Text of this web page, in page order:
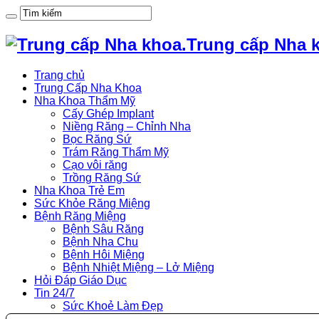
Trung cấp Nha
Trang chủ
Trung Cấp Nha Khoa
Nha Khoa Thẩm Mỹ
Cấy Ghép Implant
Niềng Răng – Chỉnh Nha
Bọc Răng Sứ
Trám Răng Thẩm Mỹ
Cạo vôi răng
Trồng Răng Sứ
Nha Khoa Trẻ Em
Sức Khỏe Răng Miệng
Bệnh Răng Miệng
Bệnh Sâu Răng
Bệnh Nha Chu
Bệnh Hôi Miệng
Bệnh Nhiệt Miệng – Lở Miệng
Hỏi Đáp Giáo Dục
Tin 24/7
Sức Khoẻ Làm Đẹp